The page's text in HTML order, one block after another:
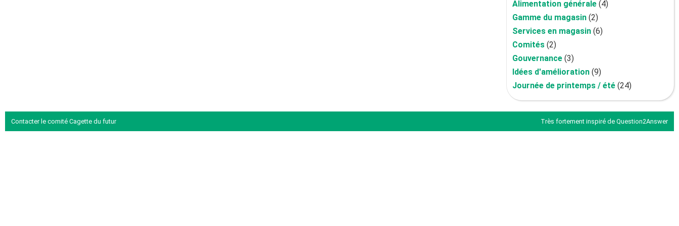
Alimentation générale (4)
Gamme du magasin (2)
Services en magasin (6)
Comités (2)
Gouvernance (3)
Idées d'amélioration (9)
Journée de printemps / été (24)
Contacter le comité Cagette du futur Très fortement inspiré de Question2Answer